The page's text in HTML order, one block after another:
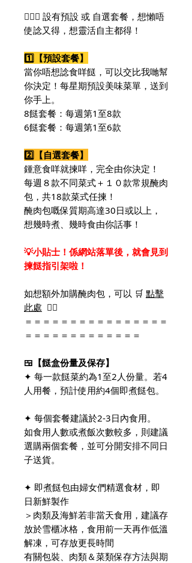
🙆🏻‍♀️ 設有預設 或 自選套餐，想懶唔
使諗又得，想靈活自主都得！
1️⃣【預設套餐】
當你唔想諗食咩餸，可以交比我哋幫
你決定！每星期預設美味菜單，送到
你手上。
8餸套餐：每週第1至8款
6餸套餐：每週第1至6款
2️⃣【自選套餐】
鍾意食咩就揀咩，完全由你決定！
每週８款不同菜式＋１０款常規醃肉
包，共18款菜式任揀！
醃肉包嘅保質期高達30日或以上，
想幾時煮、幾時食由你話事！
💡小貼士！係網站落單後，就會見到
揀餸指引架啦！
如想額外加購醃肉包，可以 🛒 點擊
此處 👈🏻
＝＝＝＝＝＝＝＝＝＝＝＝＝＝＝＝
＝＝＝＝＝＝＝＝＝＝＝＝＝
🍱【餸盒份量及保存】
✦ 每一款餸菜約為1至2人份量。若4
人用餐，預計使用約4個即煮餸包。
✦ 每個套餐建議於2-3日內食用。
如食用人數或煮飯次數較多，則建議
選購兩個套餐，並可分開安排不同日
子送貨。
✦ 即煮餸包由婦女們精選食材，即
日新鮮製作
＞肉類及海鮮若非當天食用，建議存
放於雪櫃冰格，食用前一天再作低溫
解凍，可存放更長時間
有關包裝、肉類＆菜類保存方法與期